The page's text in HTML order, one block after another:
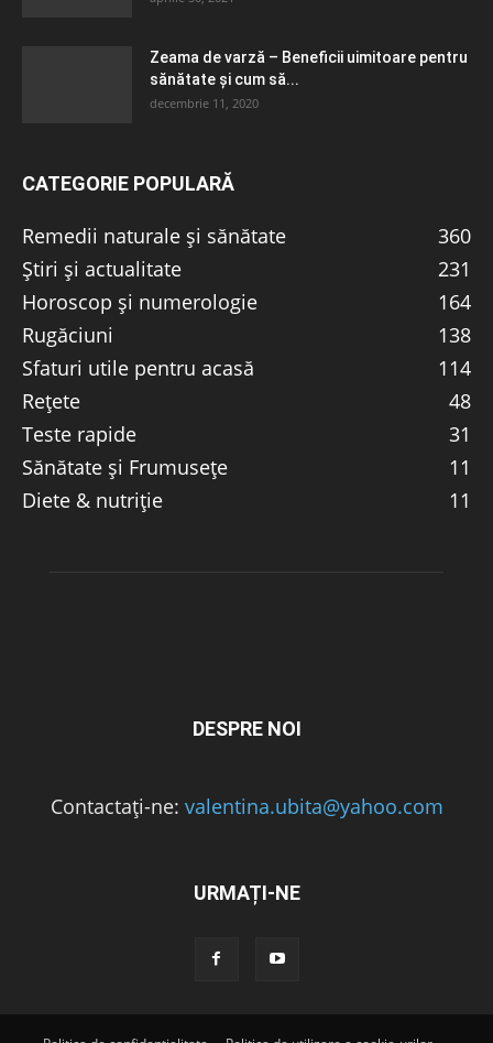
Zeama de varză – Beneficii uimitoare pentru
sănătate și cum să...
decembrie 11, 2020
CATEGORIE POPULARĂ
Remedii naturale și sănătate
360
Știri și actualitate
231
Horoscop și numerologie
164
Rugăciuni
138
Sfaturi utile pentru acasă
114
Rețete
48
Teste rapide
31
Sănătate și Frumusețe
11
Diete & nutriție
11
DESPRE NOI
Contactați-ne: valentina.ubita@yahoo.com
URMAȚI-NE